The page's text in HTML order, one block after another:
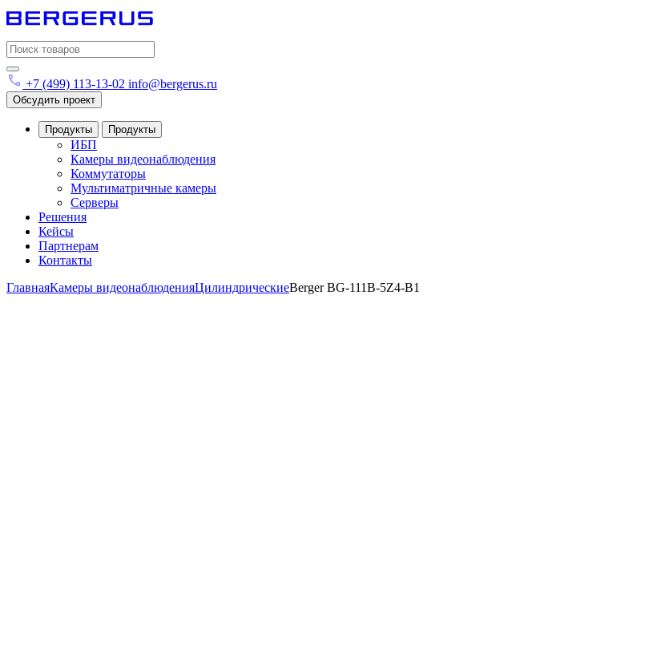
Search
for:
+7 (499) 113-13-02 info@bergerus.ru
Обсудить проект
Продукты Продукты
ИБП
Камеры видеонаблюдения
Коммутаторы
Мультиматричные камеры
Серверы
Решения
Кейсы
Партнерам
Контакты
ГлавнаяКамеры видеонаблюденияЦилиндрическиеBerger BG-111B-5Z4-B1